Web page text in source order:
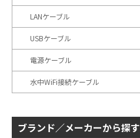
LANケーブル
USBケーブル
電源ケーブル
水中WiFi接続ケーブル
ブランド／メーカーから探す